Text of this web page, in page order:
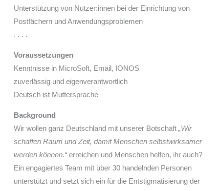
Unterstützung von Nutzer:innen bei der Einrichtung von
Postfächern und Anwendungsproblemen
. . . .
Voraussetzungen
Kenntnisse in MicroSoft, Email, IONOS
zuverlässig und eigenverantwortlich
Deutsch ist Muttersprache
Background
Wir wollen ganz Deutschland mit unserer Botschaft„Wir
schaffen Raum und Zeit, damit Menschen selbstwirksamer
werden können.“erreichen und Menschen helfen, ihr auch?
Ein engagiertes Team mit über 30 handelnden Personen
unterstützt und setzt sich ein für die Entstigmatisierung der